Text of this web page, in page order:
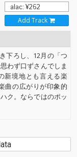
Add Track
下ろし、12月の「つ
わず口ずさんでしま
新境地とも言える楽
曲の広がりが印象的
ク。ならではのポッ